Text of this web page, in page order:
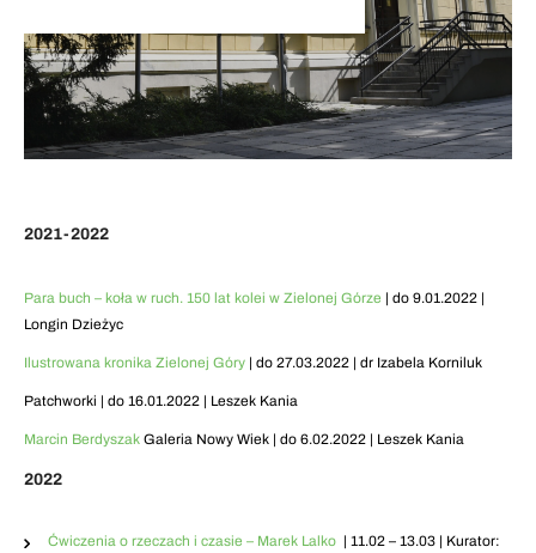
2021-2022
Para buch – koła w ruch. 150 lat kolei w Zielonej Górze | do 9.01.2022 |
Longin Dzieżyc
Ilustrowana kronika Zielonej Góry | do 27.03.2022 | dr Izabela Korniluk
Patchworki | do 16.01.2022 | Leszek Kania
Marcin Berdyszak Galeria Nowy Wiek | do 6.02.2022 | Leszek Kania
2022
Ćwiczenia o rzeczach i czasie – Marek Lalko | 11.02 – 13.03 | Kurator: